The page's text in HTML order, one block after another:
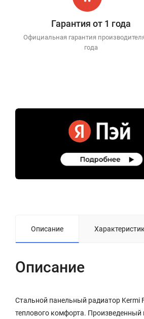
Гарантия от 1 года
Официальная гарантия
года
Описание
Описание
Стальной панельный радиатор Kermi
теплового комфорта. Произведенный